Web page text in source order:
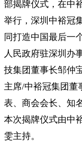
部揭牌仪式，在中
举行，深圳中裕冠
同打造中国最后
人民政府驻深圳办
技集团董事长邹仲
主席/中裕冠集团董
表、商会会长、知
本次揭牌仪式由中
雯主持。